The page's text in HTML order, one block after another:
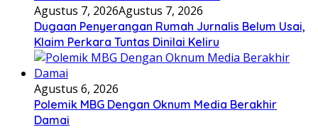
Agustus 7, 2026Agustus 7, 2026
Dugaan Penyerangan Rumah Jurnalis Belum Usai,
Klaim Perkara Tuntas Dinilai Keliru
Agustus 6, 2026
Polemik MBG Dengan Oknum Media Berakhir
Damai